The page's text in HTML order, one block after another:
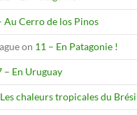
Au Cerro de los Pinos
on 11 – En Patagonie !
– En Uruguay
chaleurs tropicales du